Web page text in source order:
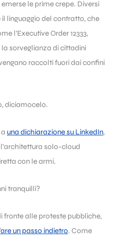
le prime crepe. Diversi
linguaggio del contratto, che
l’Executive Order 12333,
sorveglianza di cittadini
raccolti fuori dai confini
diciamocelo.
una dichiarazione su LinkedIn,
solo-cloud
con le armi.
tranquilli?
fronte alle proteste pubbliche,
un passo indietro. Come